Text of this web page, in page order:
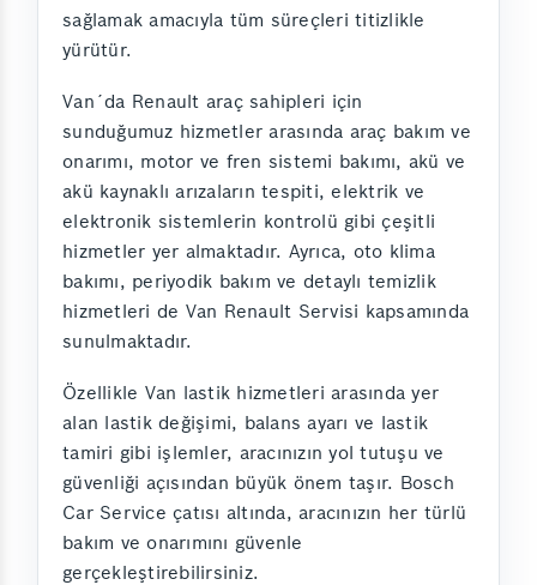
sağlamak amacıyla tüm süreçleri titizlikle
yürütür.
Van´da Renault araç sahipleri için
sunduğumuz hizmetler arasında araç bakım ve
onarımı, motor ve fren sistemi bakımı, akü ve
akü kaynaklı arızaların tespiti, elektrik ve
elektronik sistemlerin kontrolü gibi çeşitli
hizmetler yer almaktadır. Ayrıca, oto klima
bakımı, periyodik bakım ve detaylı temizlik
hizmetleri de Van Renault Servisi kapsamında
sunulmaktadır.
Özellikle Van lastik hizmetleri arasında yer
alan lastik değişimi, balans ayarı ve lastik
tamiri gibi işlemler, aracınızın yol tutuşu ve
güvenliği açısından büyük önem taşır. Bosch
Car Service çatısı altında, aracınızın her türlü
bakım ve onarımını güvenle
gerçekleştirebilirsiniz.